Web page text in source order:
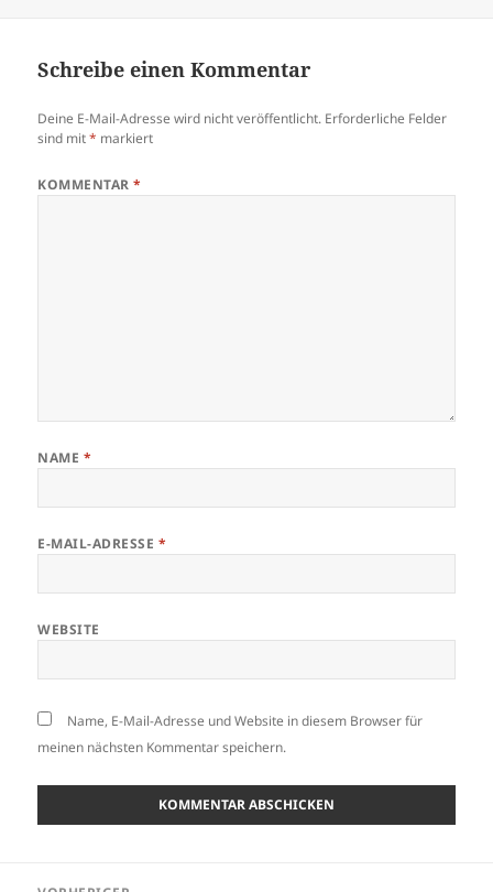
Schreibe einen Kommentar
Deine E-Mail-Adresse wird nicht veröffentlicht. Erforderliche Felder
sind mit* markiert
KOMMENTAR*
NAME *
E-MAIL-ADRESSE *
WEBSITE
Name, E-Mail-Adresse und Website in diesem Browser für
meinen nächsten Kommentar speichern.